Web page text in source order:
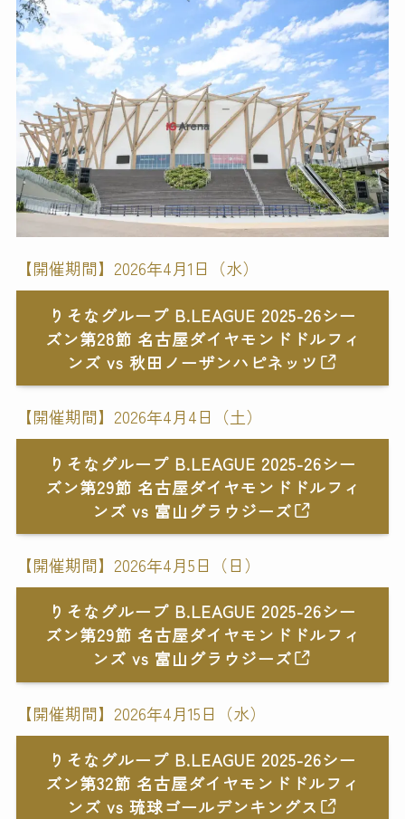
【開催期間】2026年4月1日（水）
りそなグループ B.LEAGUE 2025-26シー
ズン第28節 名古屋ダイヤモンドドルフィ
ンズ vs 秋田ノーザンハピネッツ
【開催期間】2026年4月4日（土）
りそなグループ B.LEAGUE 2025-26シー
ズン第29節 名古屋ダイヤモンドドルフィ
ンズ vs 富山グラウジーズ
【開催期間】2026年4月5日（日）
りそなグループ B.LEAGUE 2025-26シー
ズン第29節 名古屋ダイヤモンドドルフィ
ンズ vs 富山グラウジーズ
【開催期間】2026年4月15日（水）
りそなグループ B.LEAGUE 2025-26シー
ズン第32節 名古屋ダイヤモンドドルフィ
ンズ vs 琉球ゴールデンキングス